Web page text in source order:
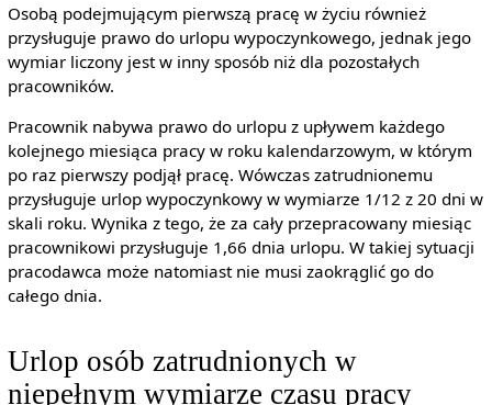
Osobą podejmującym pierwszą pracę w życiu również
przysługuje prawo do urlopu wypoczynkowego, jednak jego
wymiar liczony jest w inny sposób niż dla pozostałych
pracowników.
Pracownik nabywa prawo do urlopu z upływem każdego
kolejnego miesiąca pracy w roku kalendarzowym, w którym
po raz pierwszy podjął pracę. Wówczas zatrudnionemu
przysługuje urlop wypoczynkowy w wymiarze 1/12 z 20 dni w
skali roku. Wynika z tego, że za cały przepracowany miesiąc
pracownikowi przysługuje 1,66 dnia urlopu. W takiej sytuacji
pracodawca może natomiast nie musi zaokrąglić go do
całego dnia.
Urlop osób zatrudnionych w
niepełnym wymiarze czasu pracy